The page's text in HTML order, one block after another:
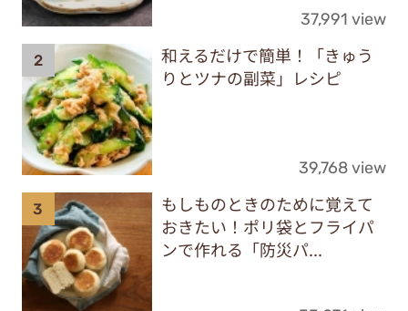
37,991 view
和えるだけで簡単！「きゅう
りとツナの副菜」レシピ
39,768 view
もしものときのために覚えて
おきたい！ポリ袋とフライパ
ンで作れる「防災パ...